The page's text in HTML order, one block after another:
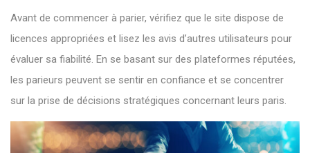
Avant de commencer à parier, vérifiez que le site dispose de
licences appropriées et lisez les avis d’autres utilisateurs pour
évaluer sa fiabilité. En se basant sur des plateformes réputées,
les parieurs peuvent se sentir en confiance et se concentrer
sur la prise de décisions stratégiques concernant leurs paris.